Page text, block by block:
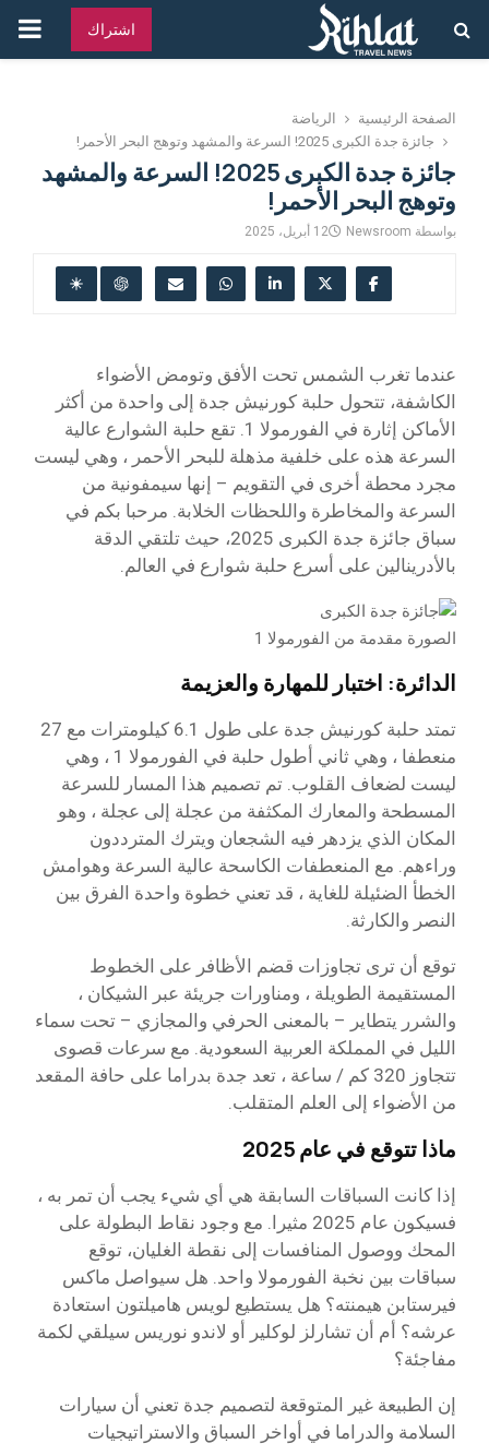
اشتراك
الصفحة الرئيسية
الرياضة
جائزة جدة الكبرى 2025! السرعة والمشهد وتوهج البحر الأحمر!
جائزة جدة الكبرى 2025! السرعة والمشهد
وتوهج البحر الأحمر!
بواسطة Newsroom 12 أبريل، 2025
عندما تغرب الشمس تحت الأفق وتومض الأضواء
الكاشفة، تتحول حلبة كورنيش جدة إلى واحدة من أكثر
الأماكن إثارة في الفورمولا 1. تقع حلبة الشوارع عالية
السرعة هذه على خلفية مذهلة للبحر الأحمر ، وهي ليست
مجرد محطة أخرى في التقويم – إنها سيمفونية من
السرعة والمخاطرة واللحظات الخلابة. مرحبا بكم في
سباق جائزة جدة الكبرى 2025، حيث تلتقي الدقة
بالأدرينالين على أسرع حلبة شوارع في العالم.
الصورة مقدمة من الفورمولا 1
الدائرة: اختبار للمهارة والعزيمة
تمتد حلبة كورنيش جدة على طول 6.1 كيلومترات مع 27
منعطفا ، وهي ثاني أطول حلبة في الفورمولا 1 ، وهي
ليست لضعاف القلوب. تم تصميم هذا المسار للسرعة
المسطحة والمعارك المكثفة من عجلة إلى عجلة ، وهو
المكان الذي يزدهر فيه الشجعان ويترك المترددون
وراءهم. مع المنعطفات الكاسحة عالية السرعة وهوامش
الخطأ الضئيلة للغاية ، قد تعني خطوة واحدة الفرق بين
النصر والكارثة.
توقع أن ترى تجاوزات قضم الأظافر على الخطوط
المستقيمة الطويلة ، ومناورات جريئة عبر الشيكان ،
والشرر يتطاير – بالمعنى الحرفي والمجازي – تحت سماء
الليل في المملكة العربية السعودية. مع سرعات قصوى
تتجاوز 320 كم / ساعة ، تعد جدة بدراما على حافة المقعد
من الأضواء إلى العلم المتقلب.
ماذا تتوقع في عام 2025
إذا كانت السباقات السابقة هي أي شيء يجب أن تمر به ،
فسيكون عام 2025 مثيرا. مع وجود نقاط البطولة على
المحك ووصول المنافسات إلى نقطة الغليان، توقع
سباقات بين نخبة الفورمولا واحد. هل سيواصل ماكس
فيرستابن هيمنته؟ هل يستطيع لويس هاميلتون استعادة
عرشه؟ أم أن تشارلز لوكلير أو لاندو نوريس سيلقي لكمة
مفاجئة؟
إن الطبيعة غير المتوقعة لتصميم جدة تعني أن سيارات
السلامة والدراما في أواخر السباق والاستراتيجيات